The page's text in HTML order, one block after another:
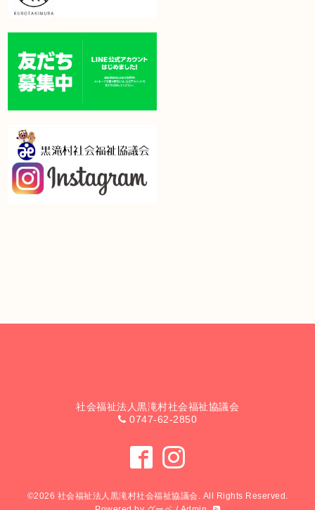
社会福祉法人黒滝村社会福祉協議会
0747-62-2850
©2026 社会福祉法人黒滝村社会福祉協議会 . All Rights Reserved.